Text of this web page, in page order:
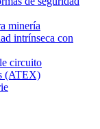
minería
intrínseca con
circuito
(ATEX)